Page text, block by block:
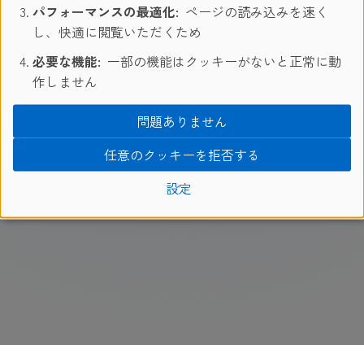
Booking condition
| Legal | カスタマーハラスメントに対する方針
日本
2026 © www.sprachcaffe.com
パフォーマンスの最適化: ページの読み込みを速く
し、快適に閲覧いただくため
必要な機能: 一部の機能はクッキーがないと正常に動
作しません
設定
任意のクッキーを拒否する
問題ありません